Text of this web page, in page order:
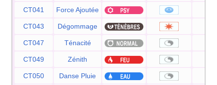
CT041 Force Ajoutée
CT043 Dégommage
CT047 Ténacité
CT049 Zénith
CT050 Danse Pluie